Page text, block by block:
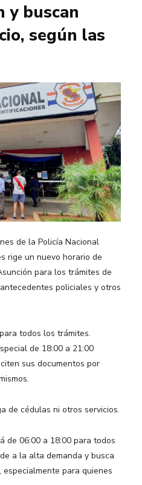
y buscan
según las
de la Policía Nacional
rige un nuevo horario de
para los trámites de
policiales y otros
todos los trámites.
de 18:00 a 21:00
sus documentos por
de cédulas ni otros servicios.
de 06:00 a 18:00 para todos
a la alta demanda y busca
para quienes